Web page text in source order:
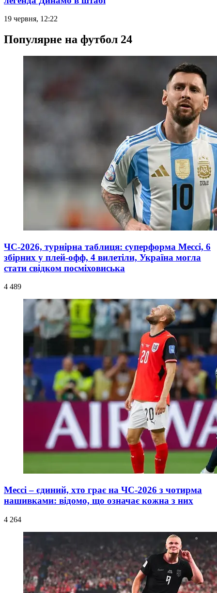
19 червня, 12:22
Популярне на футбол 24
ЧС-2026, турнірна таблиця: суперформа Мессі, 6
збірних у плей-офф, 4 вилетіли, Україна могла
стати свідком посміховиська
4 489
Мессі – єдиний, хто грає на ЧС-2026 з чотирма
нашивками: відомо, що означає кожна з них
4 264